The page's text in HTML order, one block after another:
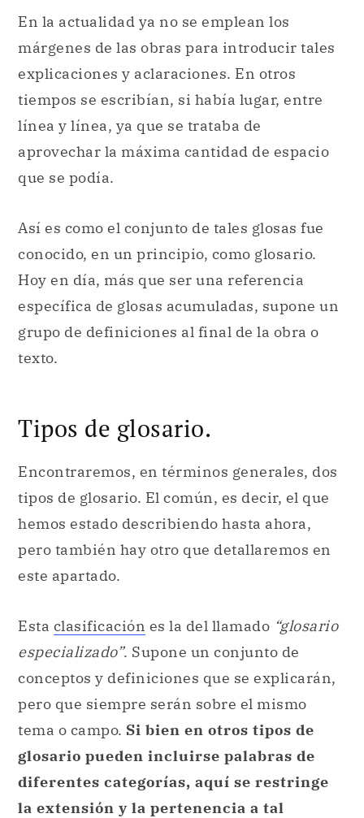
En la actualidad ya no se emplean los
márgenes de las obras para introducir tales
explicaciones y aclaraciones. En otros
tiempos se escribían, si había lugar, entre
línea y línea, ya que se trataba de
aprovechar la máxima cantidad de espacio
que se podía.
Así es como el conjunto de tales glosas fue
conocido, en un principio, como glosario.
Hoy en día, más que ser una referencia
específica de glosas acumuladas, supone un
grupo de definiciones al final de la obra o
texto.
Tipos de glosario.
Encontraremos, en términos generales, dos
tipos de glosario. El común, es decir, el que
hemos estado describiendo hasta ahora,
pero también hay otro que detallaremos en
este apartado.
Esta clasificación es la del llamado “glosario
especializado”. Supone un conjunto de
conceptos y definiciones que se explicarán,
pero que siempre serán sobre el mismo
tema o campo. Si bien en otros tipos de
glosario pueden incluirse palabras de
diferentes categorías, aquí se restringe
la extensión y la pertenencia a tal